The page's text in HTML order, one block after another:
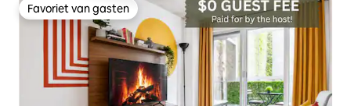
Favoriet van gasten
Favoriet van gasten